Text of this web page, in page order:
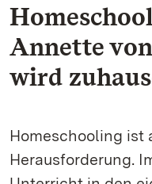
Annette
wird
Homeschooling ist
Herausforderung.